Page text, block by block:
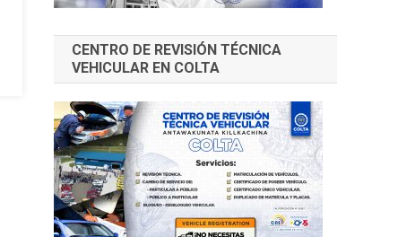
CENTRO DE REVISIÓN TÉCNICA
VEHICULAR EN COLTA